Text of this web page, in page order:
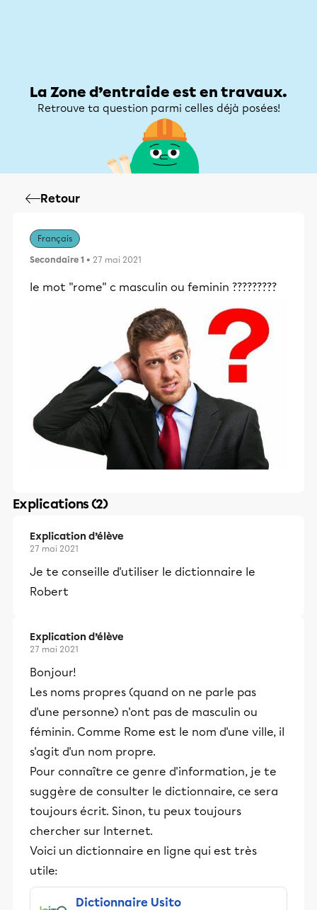
La Zone d’entraide est en travaux.
Retrouve ta question parmi celles déjà posées!
Retour
Français
Secondaire 1 • 27 mai 2021
le mot "rome" c masculin ou feminin ?????????
Explications (2)
Explication d’élève
27 mai 2021
Je te conseille d'utiliser le dictionnaire le
Robert
Explication d’élève
27 mai 2021
Bonjour!
Les noms propres (quand on ne parle pas
d'une personne) n'ont pas de masculin ou
féminin. Comme Rome est le nom d'une ville, il
s'agit d'un nom propre.
Pour connaître ce genre d'information, je te
suggère de consulter le dictionnaire, ce sera
toujours écrit. Sinon, tu peux toujours
chercher sur Internet.
Voici un dictionnaire en ligne qui est très
utile:
Dictionnaire Usito